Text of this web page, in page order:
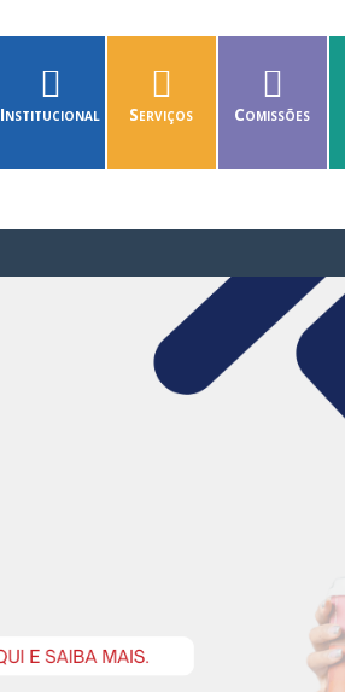
Institucional Serviços Comissões